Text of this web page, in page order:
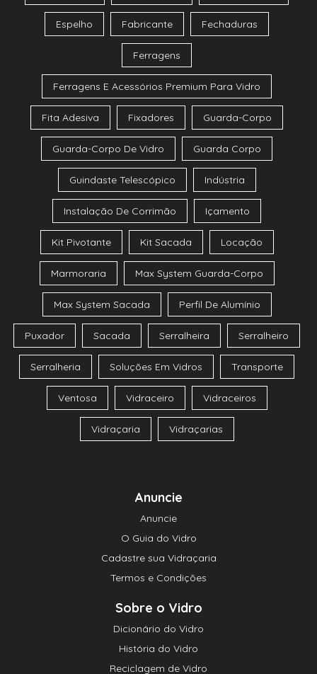
Espelho Fabricante Fechaduras
Ferragens
Ferragens E Acessórios Premium Para Vidro
Fita Adesiva Fixadores Guarda-Corpo
Guarda-Corpo De Vidro Guarda Corpo
Guindaste Telescópico Indústria
Instalação De Corrimão Içamento
Kit Pivotante Kit Sacada Locação
Marmoraria Max System Guarda-Corpo
Max System Sacada Perfil De Alumínio
Puxador Sacada Serralheira Serralheiro
Serralheria Soluções Em Vidros Transporte
Ventosa Vidraceiro Vidraceiros
Vidraçaria Vidraçarias
Anuncie
Anuncie
O Guia do Vidro
Cadastre sua Vidraçaria
Termos e Condições
Sobre o Vidro
Dicionário do Vidro
História do Vidro
Reciclagem de Vidro